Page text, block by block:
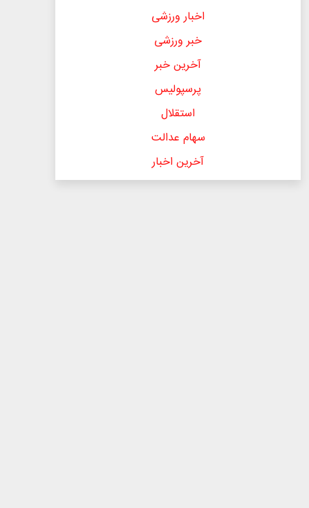
اخبار ورزشی
خبر ورزشی
آخرین خبر
پرسپولیس
استقلال
سهام عدالت
آخرین اخبار